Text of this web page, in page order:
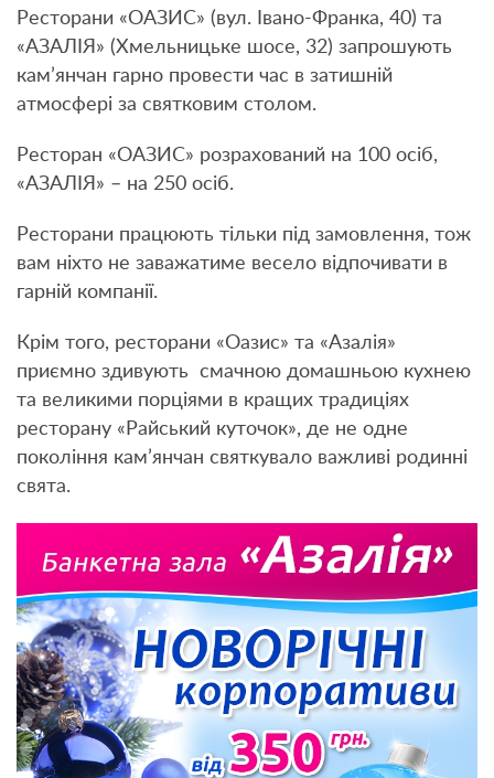
Ресторани «ОАЗИС» (вул. Івано-Франка, 40) та
«АЗАЛІЯ» (Хмельницьке шосе, 32) запрошують
кам’янчан гарно провести час в затишній
атмосфері за святковим столом.
Ресторан «ОАЗИС» розрахований на 100 осіб,
«АЗАЛІЯ» – на 250 осіб.
Ресторани працюють тільки під замовлення, тож
вам ніхто не заважатиме весело відпочивати в
гарній компанії.
Крім того, ресторани «Оазис» та «Азалія»
приємно здивують смачною домашньою кухнею
та великими порціями в кращих традиціях
ресторану «Райський куточок», де не одне
покоління кам’янчан святкувало важливі родинні
свята.